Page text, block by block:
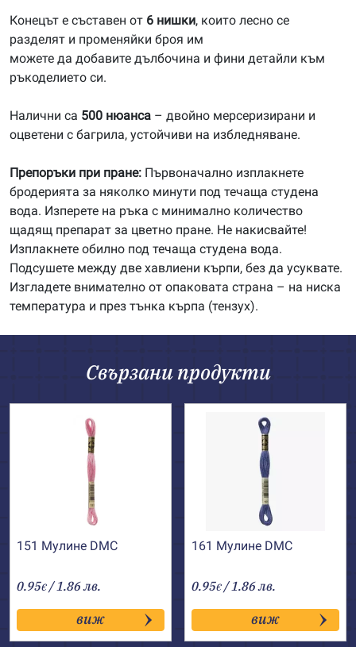
Конецът е съставен от 6 нишки, които лесно се
разделят и променяйки броя им
можете да добавите дълбочина и фини детайли към
ръкоделието си.
Налични са 500 нюанса – двойно мерсеризирани и
оцветени с багрила, устойчиви на избледняване.
Препоръки при пране: Първоначално изплакнете
бродерията за няколко минути под течаща студена
вода. Изперете на ръка с минимално количество
щадящ препарат за цветно пране. Не накисвайте!
Изплакнете обилно под течаща студена вода.
Подсушете между две хавлиени кърпи, без да усуквате.
Изгладете внимателно от опаковата страна – на ниска
температура и през тънка кърпа (тензух).
Свързани продукти
151 Мулине DMC
0.95€ / 1.86 лв.
виж
161 Мулине DMC
0.95€ / 1.86 лв.
виж